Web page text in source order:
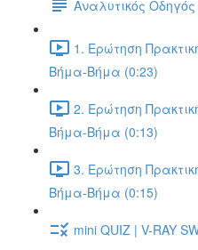
Αναλυτικός
1. Ερώτηση
Βήμα-Βήμα (0:23)
2. Ερώτηση
Βήμα-Βήμα (0:13)
3. Ερώτηση
Βήμα-Βήμα (0:15)
mini QUIZ | V-RAY